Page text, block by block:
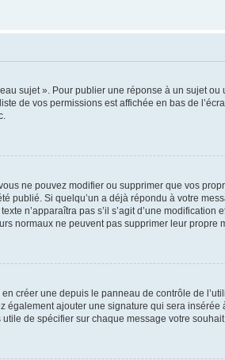
sujet ». Pour publier une réponse à un sujet
de vos permissions est affichée en bas de
ne pouvez modifier ou supprimer que vos
publié. Si quelqu’un a déjà répondu à votre
n’apparaîtra pas s’il s’agit d’une
normaux ne peuvent pas supprimer leur propre
créer une depuis le panneau de contrôle de
également ajouter une signature qui sera
de spécifier sur chaque message votre souhait